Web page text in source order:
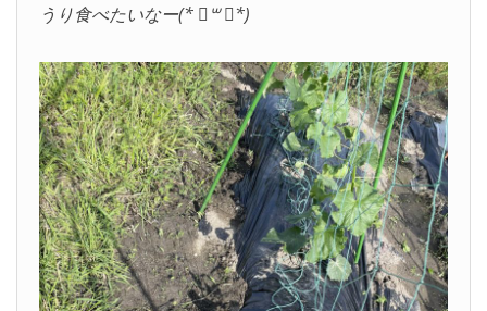
うり食べたいなー(* ॑꒳ ॑*)